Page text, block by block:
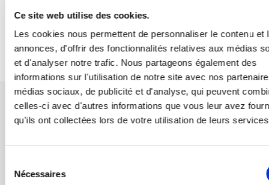
Ce site web utilise des cookies.
Les cookies nous permettent de personnaliser le contenu et
annonces, d'offrir des fonctionnalités relatives aux médias
et d'analyser notre trafic. Nous partageons également des
informations sur l'utilisation de notre site avec nos
médias sociaux, de publicité et d'analyse, qui peuvent
celles-ci avec d'autres informations que vous leur avez
qu'ils ont collectées lors de votre utilisation de leurs
Nécessaires
Voir toute l'équipe
Les investissements de la
région